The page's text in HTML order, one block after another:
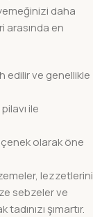
daha
arasında en
edilir ve genellikle
ile
olarak öne
lezzetlerini
sebzeler ve
şımartır.